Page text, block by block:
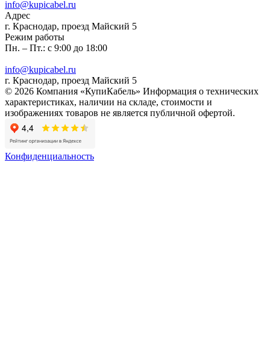
info@kupicabel.ru
Адрес
г. Краснодар, проезд Майский 5
Режим работы
Пн. – Пт.: с 9:00 до 18:00
info@kupicabel.ru
г. Краснодар, проезд Майский 5
© 2026 Компания «КупиКабель» Информация о технических
характеристиках, наличии на складе, стоимости и
изображениях товаров не является публичной офертой.
Конфиденциальность